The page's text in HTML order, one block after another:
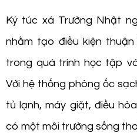
Ký túc xá Trường Nhật
nhằm tạo điều kiện
trong quá trình học tập
Với hệ thống phòng ốc
tủ lạnh, máy giặt, điều
có một môi trường sống